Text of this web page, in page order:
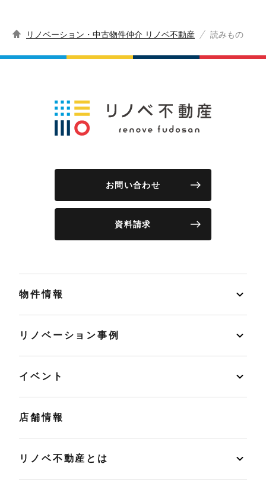
リノベーション・中古物件仲介 リノベ不動産 読みもの
お問い合わせ
資料請求
物件情報
リノベーション事例
イベント
店舗情報
リノベ不動産とは